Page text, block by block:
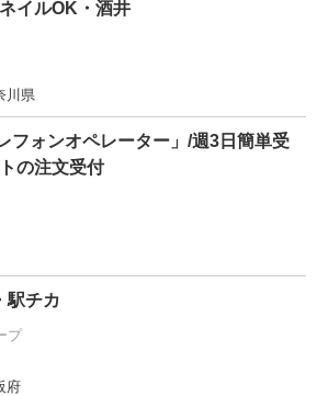
イルOK・酒井
川県
フォンオペレーター」/週3日簡単受
の注文受付
駅チカ
プ
府